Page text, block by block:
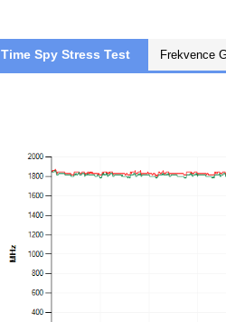
Time Spy Stress Test